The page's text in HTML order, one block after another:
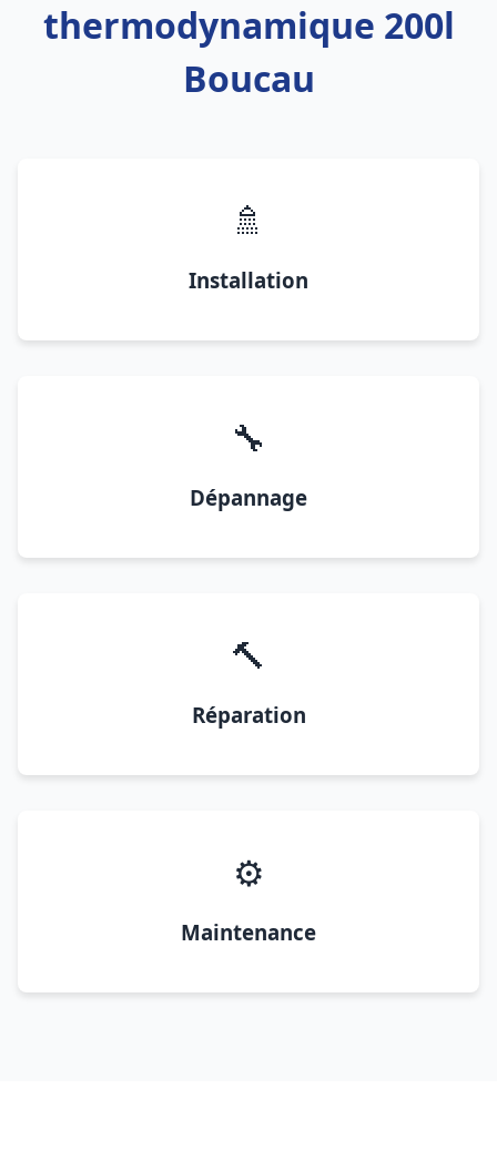
thermodynamique 200l
Boucau
🚿
Installation
🔧
Dépannage
🔨
Réparation
⚙️
Maintenance